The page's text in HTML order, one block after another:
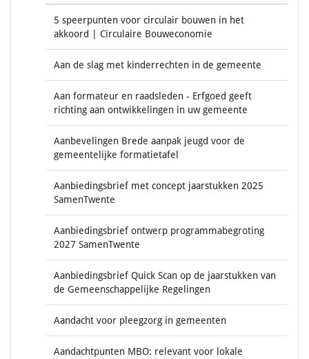
5 speerpunten voor circulair bouwen in het
akkoord | Circulaire Bouweconomie
Aan de slag met kinderrechten in de gemeente
Aan formateur en raadsleden - Erfgoed geeft
richting aan ontwikkelingen in uw gemeente
Aanbevelingen Brede aanpak jeugd voor de
gemeentelijke formatietafel
Aanbiedingsbrief met concept jaarstukken 2025
SamenTwente
Aanbiedingsbrief ontwerp programmabegroting
2027 SamenTwente
Aanbiedingsbrief Quick Scan op de jaarstukken van
de Gemeenschappelijke Regelingen
Aandacht voor pleegzorg in gemeenten
Aandachtpunten MBO: relevant voor lokale